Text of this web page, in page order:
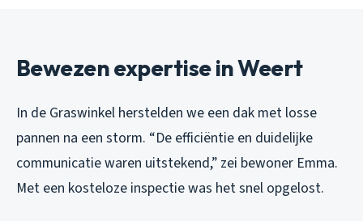
Bewezen expertise in Weert
In de Graswinkel herstelden we een dak met losse
pannen na een storm. “De efficiëntie en duidelijke
communicatie waren uitstekend,” zei bewoner Emma.
Met een kosteloze inspectie was het snel opgelost.